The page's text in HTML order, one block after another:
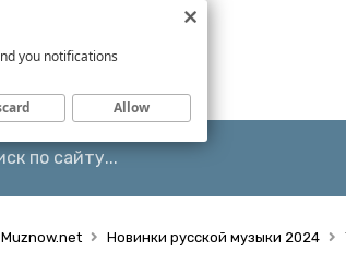
Muznow.net Новинки русской музыки 2024
you notifications
Allow